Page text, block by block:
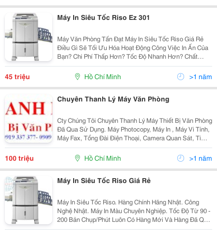
Máy In Siêu Tốc Riso Ez 301
Máy Văn Phòng Tấn Đạt Máy In Siêu Tốc Riso Giá Rẻ
Điều Gì Sẽ Tối Ưu Hóa Hoạt Động Công Việc In Ấn Của
Bạn? Chi Phí Thấp Hơn? Tốc Độ Nhanh Hơn? Chất
Lượng Hình Ảnh Cao Hơn? Dòng Riso Ez Sao Chép Kỹ
Thuật Số Cung Cấp Chi Phí Vận Hàn
45 triệu Hồ Chí Minh >1 năm
Chuyên Thanh Lý Máy Văn Phòng
Cty Chúng Tôi Chuyên Thanh Lý Máy Thiết Bị Văn Phòng
Đã Qua Sử Dụng. Máy Photocopy, Máy In , Máy Vi Tính,
Máy Fax, Tổng Đài Điện Thoại, Camera Quan Sát, Ti
Vi.... Thủ Tục Nhanh Gọn. Thanh Toán Tiền 1 Lần.
Không Ngại Xa. Thanh Lý Đúng...
100 triệu Hồ Chí Minh >1 năm
Máy In Siêu Tốc Riso Giá Rẻ
Máy In Siêu Tốc Riso. Hàng Chính Hãng Nhật. Công
Nghệ Nhật. Máy In Màu Chuyên Nghiệp. Tốc Độ Từ 90 -
200 Bản Chụp/Phút Luôn Có Hàng Mới Và Hàng Đã Qua
Sử Dụng. Tuổi Thọ Vật Tư Siêu Bền